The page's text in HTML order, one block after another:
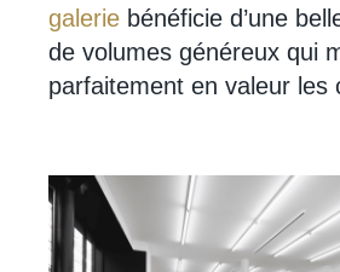
galerie bénéficie d’une
de volumes généreux qui
parfaitement en valeur les